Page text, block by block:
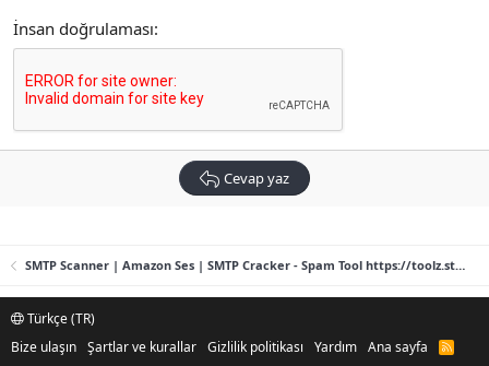
İnsan doğrulaması
Cevap yaz
SMTP Scanner | Amazon Ses | SMTP Cracker - Spam Tool https://toolz.store
Türkçe (TR)
Bize ulaşın Şartlar ve kurallar Gizlilik politikası Yardım Ana sayfa
R